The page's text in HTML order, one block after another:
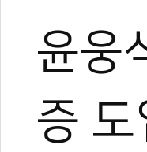
윤웅
증